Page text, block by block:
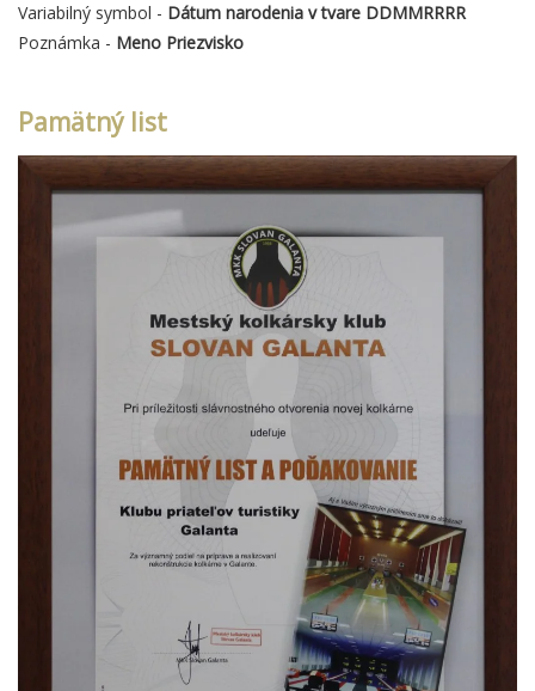
Variabilný symbol - Dátum narodenia v tvare DDMMRRRR
Poznámka - Meno Priezvisko
Pamätný list